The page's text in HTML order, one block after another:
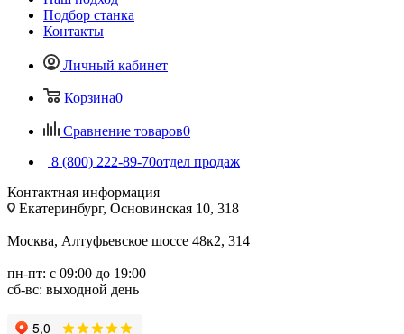
Подбор станка
Контакты
Личный кабинет
Корзина0
Сравнение товаров0
8 (800) 222-89-70отдел продаж
Контактная информация
Екатеринбург, Основинская 10, 318
Москва, Алтуфьевское шоссе 48к2, 314
пн-пт: с 09:00 до 19:00
сб-вс: выходной день